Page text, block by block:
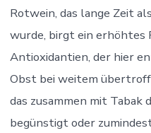
Rotwein, das lange Zeit
wurde, birgt ein erhöhtes
Antioxidantien, der hier
Obst bei weitem
das zusammen mit Tabak
begünstigt oder